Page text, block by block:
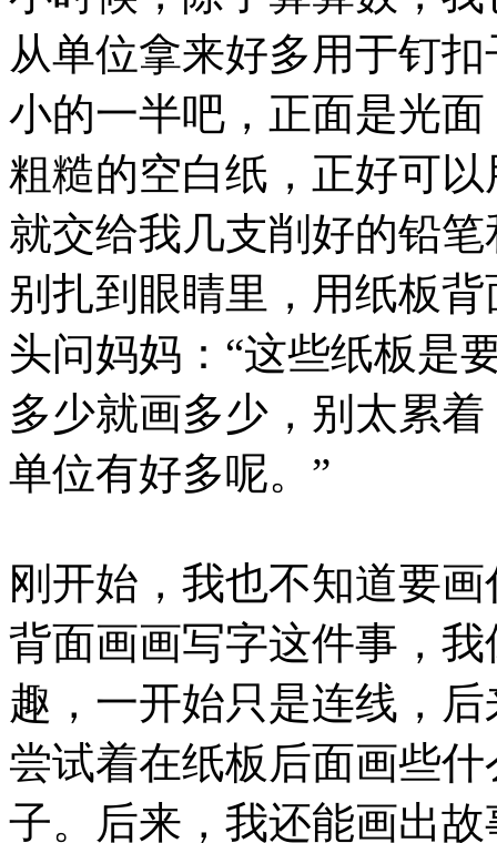
从单位拿来好多用于钉
小的一半吧，正面是光
粗糙的空白纸，正好可
就交给我几支削好的铅
别扎到眼睛里，用纸板
头问妈妈：“这些纸板是
多少就画多少，别太累
单位有好多呢。”
刚开始，我也不知道要
背面画画写字这件事，
趣，一开始只是连线，
尝试着在纸板后面画些
子。后来，我还能画出故